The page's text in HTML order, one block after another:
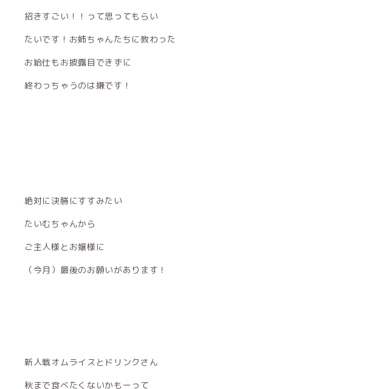
招きすごい！！って思ってもらい
たいです！お姉ちゃんたちに教わった
お給仕もお披露目できずに
終わっちゃうのは嫌です！
絶対に決勝にすすみたい
たいむちゃんから
ご主人様とお嬢様に
（今月）最後のお願いがあります！
新人戦オムライスとドリンクさん
秋まで食べたくないかもーって